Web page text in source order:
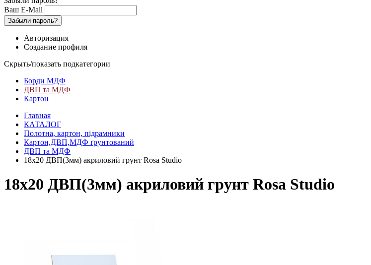
Ваш E-Mail
Забыли пароль?
Авторизация
Создание профиля
Скрыть/показать подкатегории
Борди МДФ
ДВП та МДФ
Картон
Главная
КАТАЛОГ
Полотна, картон, підрамники
Картон,ДВП,МДФ ґрунтований
ДВП та МДФ
18х20 ДВП(3мм) акриловий грунт Rosa Studio
18х20 ДВП(3мм) акриловий грунт Rosa Studio